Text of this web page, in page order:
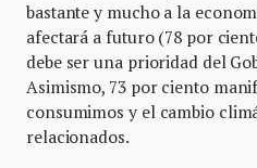
bastante y mucho a la
afectará a futuro (78 por
debe ser una prioridad del
Asimismo, 73 por ciento
consumimos y el cambio
relacionados.